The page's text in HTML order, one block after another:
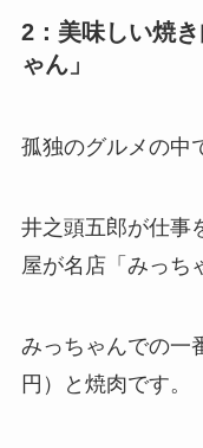
2：美味しい焼
ゃん」
孤独のグルメの中
井之頭五郎が仕事
屋が名店「みっち
みっちゃんでの一
円）と焼肉です。